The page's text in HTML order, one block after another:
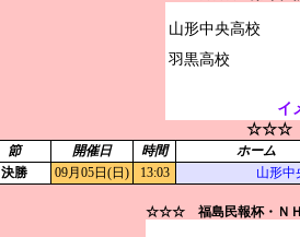
山形中央高校
イ
☆☆☆
節 開催日 時間
ホーム
決勝
09月05日(日) 13:03 山形中
☆☆☆ 福島民報杯・Ｎ